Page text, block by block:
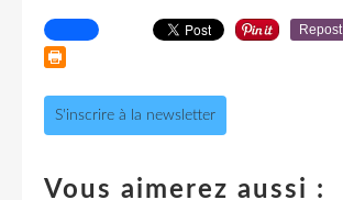
Repost
S'inscrire à la newsletter
Vous aimerez aussi :